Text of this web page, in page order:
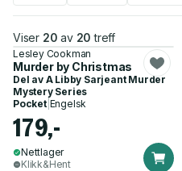
Viser 20 av 20 treff
Lesley Cookman
Murder by Christmas
Del av A Libby Sarjeant Murder
Mystery Series
Pocket| Engelsk
179,-
Nettlager
Klikk&Hent